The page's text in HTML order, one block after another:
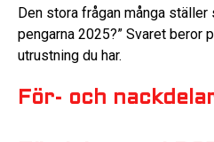
Den stora frågan många ställer
pengarna 2025?” Svaret beror
utrustning du har.
För- och